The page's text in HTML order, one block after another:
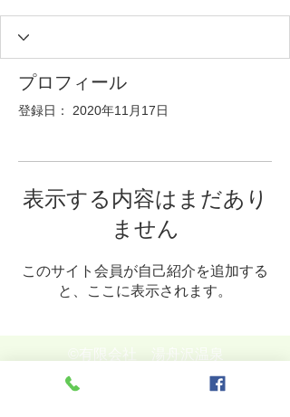
プロフィール
登録日： 2020年11月17日
表示する内容はまだあり
ません
このサイト会員が自己紹介を追加する
と、ここに表示されます。
©︎有限会社 湯舟沢温泉
山形県 村山市 大字 土生田 2040番地